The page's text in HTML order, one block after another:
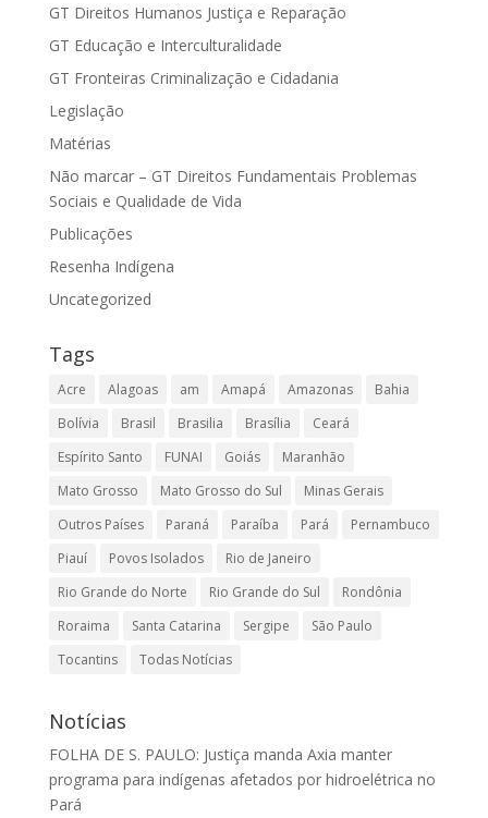
GT Direitos Humanos Justiça e Reparação
GT Educação e Interculturalidade
GT Fronteiras Criminalização e Cidadania
Legislação
Matérias
Não marcar – GT Direitos Fundamentais Problemas
Sociais e Qualidade de Vida
Publicações
Resenha Indígena
Uncategorized
Tags
Acre Alagoas am Amapá Amazonas
Bahia
Bolívia
Brasil Brasilia Brasília
Ceará
Espírito Santo
FUNAI Goiás
Maranhão
Mato Grosso
Mato Grosso do Sul
Minas Gerais
Outros Países
Paraná Paraíba Pará
Pernambuco
Piauí
Povos Isolados
Rio de Janeiro
Rio Grande do Norte
Rio Grande do Sul
Rondônia
Roraima
Santa Catarina Sergipe
São Paulo
Tocantins
Todas Notícias
Notícias
FOLHA DE S. PAULO: Justiça manda Axia manter
programa para indígenas afetados por hidroelétrica no
Pará